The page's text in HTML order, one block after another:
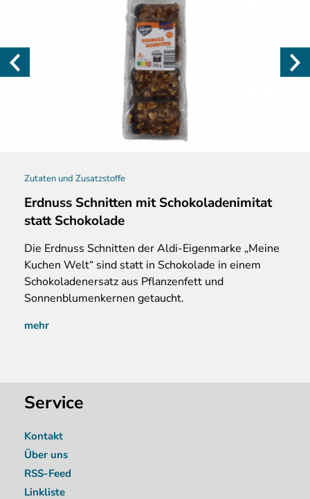
Zutaten und Zusatzstoffe
Erdnuss Schnitten mit Schokoladenimitat
statt Schokolade
Die Erdnuss Schnitten der Aldi-Eigenmarke „Meine
Kuchen Welt“ sind statt in Schokolade in einem
Schokoladenersatz aus Pflanzenfett und
Sonnenblumenkernen getaucht.
mehr
Service
Kontakt
Über uns
RSS-Feed
Linkliste